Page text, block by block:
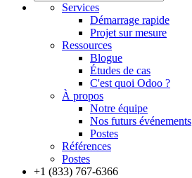
Services
Démarrage rapide
Projet sur mesure
Ressources
Blogue
Études de cas
C'est quoi Odoo ?
À propos
Notre équipe
Nos futurs événements
Postes
Références
Postes
+1 (833) 767-6366